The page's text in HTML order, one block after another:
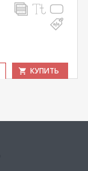
КУПИТЬ